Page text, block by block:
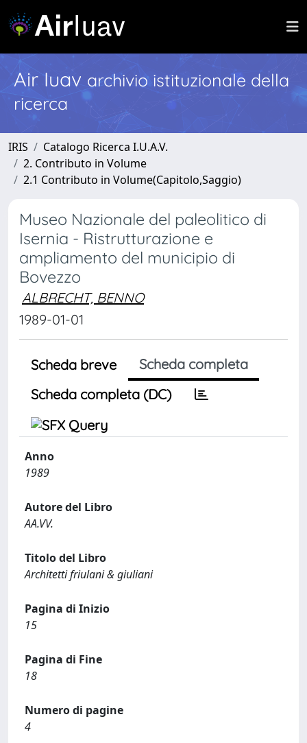
Air Iuav archivio istituzionale della
ricerca
IRIS
Catalogo Ricerca I.U.A.V.
2. Contributo in Volume
2.1 Contributo in Volume(Capitolo,Saggio)
Museo Nazionale del paleolitico di
Isernia - Ristrutturazione e
ampliamento del municipio di
Bovezzo
ALBRECHT, BENNO
1989-01-01
Scheda breve
Scheda completa
Scheda completa (DC)
Anno
1989
Autore del Libro
AA.VV.
Titolo del Libro
Architetti friulani & giuliani
Pagina di Inizio
15
Pagina di Fine
18
Numero di pagine
4